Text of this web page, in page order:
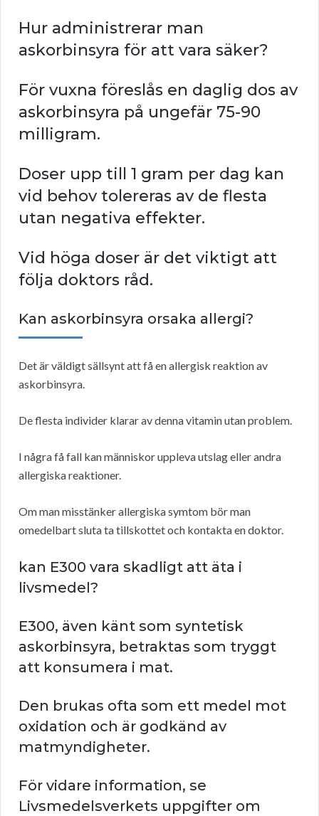
Hur administrerar man
askorbinsyra för att vara säker?
För vuxna föreslås en daglig dos av
askorbinsyra på ungefär 75-90
milligram.
Doser upp till 1 gram per dag kan
vid behov tolereras av de flesta
utan negativa effekter.
Vid höga doser är det viktigt att
följa doktors råd.
Kan askorbinsyra orsaka allergi?
Det är väldigt sällsynt att få en allergisk reaktion av
askorbinsyra.
De flesta individer klarar av denna vitamin utan problem.
I några få fall kan människor uppleva utslag eller andra
allergiska reaktioner.
Om man misstänker allergiska symtom bör man
omedelbart sluta ta tillskottet och kontakta en doktor.
kan E300 vara skadligt att äta i
livsmedel?
E300, även känt som syntetisk
askorbinsyra, betraktas som tryggt
att konsumera i mat.
Den brukas ofta som ett medel mot
oxidation och är godkänd av
matmyndigheter.
För vidare information, se
Livsmedelsverkets uppgifter om